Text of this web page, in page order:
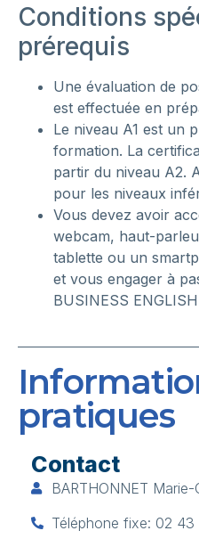
Conditions
prérequis
Une évaluation de
est effectuée en
Le niveau A1 est un
formation. La
partir du niveau A2.
pour les niveaux
Vous devez avoir
webcam, haut-
tablette ou un
et vous engager à
BUSINESS
pratiques
Contact
BARTHONNET Marie-
Téléphone fixe: 02